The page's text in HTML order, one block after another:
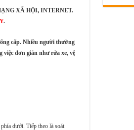
XÃ HỘI, INTERNET.
.
cấp. Nhiều người thường
việc đơn giản như rửa xe, vệ
dưới. Tiếp theo là soát